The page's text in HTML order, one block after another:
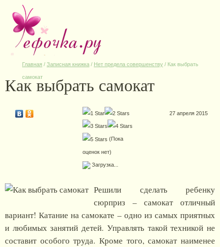
Главная / Записная книжка / Нет предела совершенству / Как выбрать
самокат
Как выбрать самокат
(Пока
оценок нет)
Загрузка...
27 апреля 2015
Решили сделать ребенку
сюрприз – самокат отличный
вариант! Катание на самокате – одно из самых приятных
и любимых занятий детей. Управлять такой техникой не
составит особого труда. Кроме того, самокат наименее